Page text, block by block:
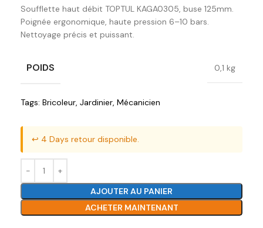
Soufflette haut débit TOPTUL KAGA0305, buse 125mm.
Poignée ergonomique, haute pression 6–10 bars.
Nettoyage précis et puissant.
POIDS 0,1 kg
Tags: Bricoleur, Jardinier, Mécanicien
↩️ 4 Days retour disponible.
AJOUTER AU PANIER
ACHETER MAINTENANT